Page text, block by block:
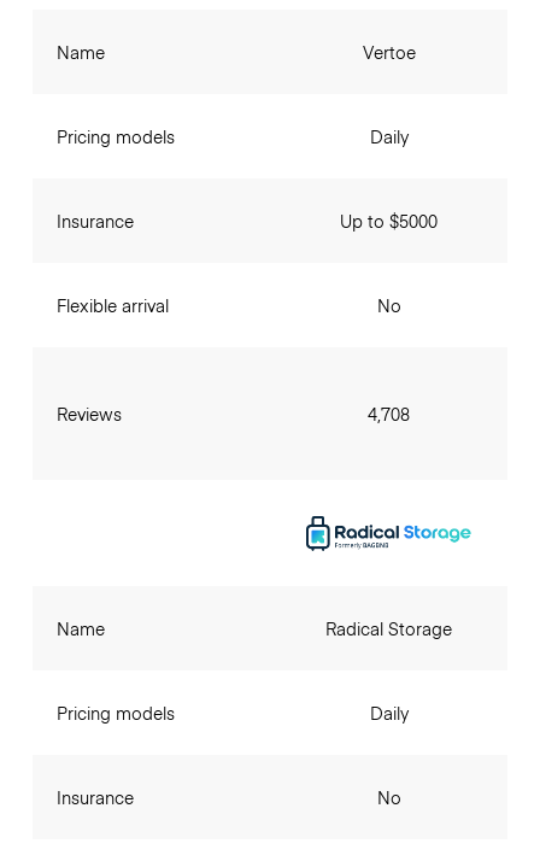
Name
Pricing models
Insurance
Flexible arrival
Reviews
Vertoe
Daily
Up to $5000
No
4,708
Name
Pricing models
Insurance
Radical Storage
Daily
No